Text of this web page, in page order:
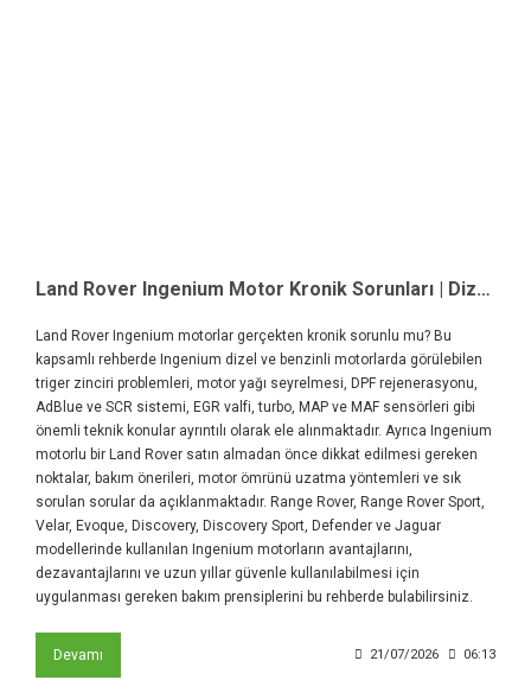
Land Rover Ingenium Motor Kronik Sorunları | Dizel ve Benzinli AJ200 Motor Rehberi
Land Rover Ingenium motorlar gerçekten kronik sorunlu mu? Bu
kapsamlı rehberde Ingenium dizel ve benzinli motorlarda görülebilen
triger zinciri problemleri, motor yağı seyrelmesi, DPF rejenerasyonu,
AdBlue ve SCR sistemi, EGR valfi, turbo, MAP ve MAF sensörleri gibi
önemli teknik konular ayrıntılı olarak ele alınmaktadır. Ayrıca Ingenium
motorlu bir Land Rover satın almadan önce dikkat edilmesi gereken
noktalar, bakım önerileri, motor ömrünü uzatma yöntemleri ve sık
sorulan sorular da açıklanmaktadır. Range Rover, Range Rover Sport,
Velar, Evoque, Discovery, Discovery Sport, Defender ve Jaguar
modellerinde kullanılan Ingenium motorların avantajlarını,
dezavantajlarını ve uzun yıllar güvenle kullanılabilmesi için
uygulanması gereken bakım prensiplerini bu rehberde bulabilirsiniz.
Devamı 21/07/2026 06:13